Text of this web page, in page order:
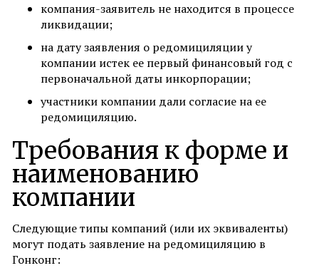
компания-заявитель не находится в процессе
ликвидации;
на дату заявления о редомициляции у
компании истек ее первый финансовый год с
первоначальной даты инкорпорации;
участники компании дали согласие на ее
редомициляцию.
Требования к форме и
наименованию
компании
Следующие типы компаний (или их эквиваленты)
могут подать заявление на редомициляцию в
Гонконг: